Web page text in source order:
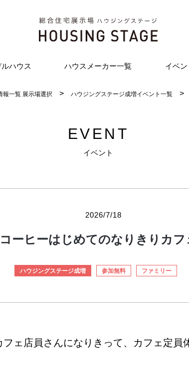
ハウス ハウスメーカー一覧 イベン
報一覧 展示場選択 ハウジングステージ成増イベント一覧
EVENT
イベント
2026/7/18
ーヒーはじめてのなりきりカフ
ハウジングステージ成増 参加無料 ファミリー
フェ店員さんになりきって、カフェ定員